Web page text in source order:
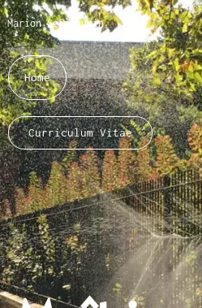
Marion Seigneurin​
Home
Curriculum Vitae
About me